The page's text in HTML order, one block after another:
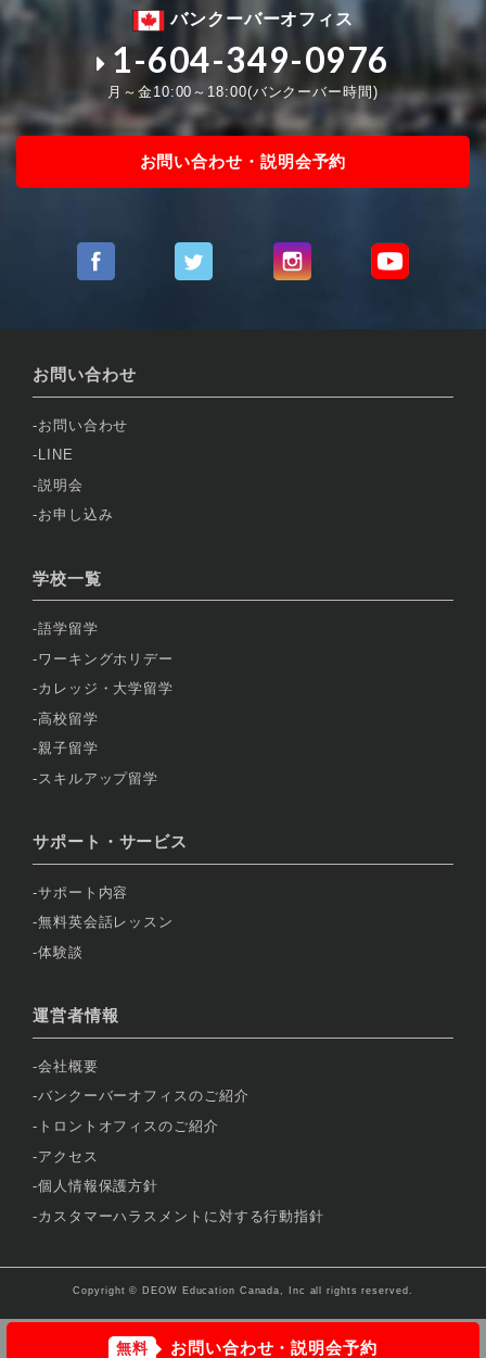
バンクーバーオフィス
1-604-349-0976
月～金10:00～18:00(バンクーバー時間)
お問い合わせ・説明会予約
お問い合わせ
お問い合わせ
LINE
説明会
お申し込み
学校一覧
語学留学
ワーキングホリデー
カレッジ・大学留学
高校留学
親子留学
スキルアップ留学
サポート・サービス
サポート内容
無料英会話レッスン
体験談
運営者情報
会社概要
バンクーバーオフィスのご紹介
トロントオフィスのご紹介
アクセス
個人情報保護方針
カスタマーハラスメントに対する行動指針
Copyright © DEOW Education Canada, Inc all rights reserved.
無料 お問い合わせ・説明会予約